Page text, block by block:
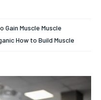
Gain Muscle Muscle
How to Build Muscle